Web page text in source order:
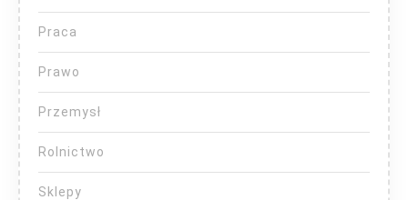
Praca
Prawo
Przemysł
Rolnictwo
Sklepy